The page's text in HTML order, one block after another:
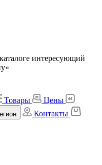
интересующий
Товары
Цены
Контакты